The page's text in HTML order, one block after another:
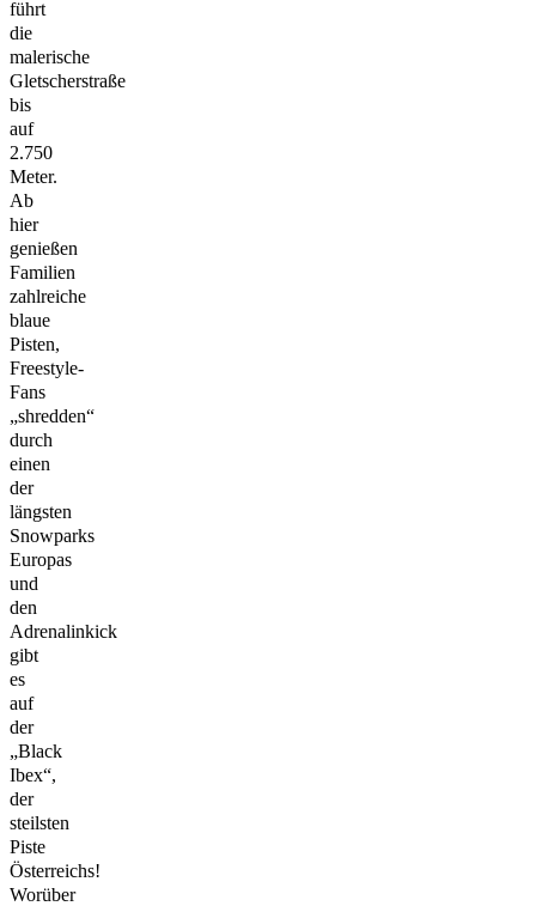
führt
die
malerische
Gletscherstraße
bis
auf
2.750
Meter.
Ab
hier
genießen
Familien
zahlreiche
blaue
Pisten,
Freestyle-
Fans
„shredden“
durch
einen
der
längsten
Snowparks
Europas
und
den
Adrenalinkick
gibt
es
auf
der
„Black
Ibex“,
der
steilsten
Piste
Österreichs!
Worüber